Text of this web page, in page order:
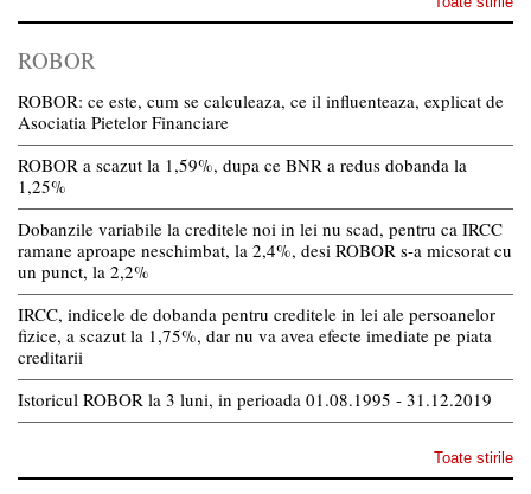
ROBOR
ROBOR: ce este, cum se calculeaza, ce il influenteaza, explicat de
Asociatia Pietelor Financiare
ROBOR a scazut la 1,59%, dupa ce BNR a redus dobanda la
1,25%
Dobanzile variabile la creditele noi in lei nu scad, pentru ca IRCC
ramane aproape neschimbat, la 2,4%, desi ROBOR s-a micsorat cu
un punct, la 2,2%
IRCC, indicele de dobanda pentru creditele in lei ale persoanelor
fizice, a scazut la 1,75%, dar nu va avea efecte imediate pe piata
creditarii
Istoricul ROBOR la 3 luni, in perioada 01.08.1995 - 31.12.2019
Toate stirile